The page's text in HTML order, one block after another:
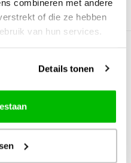
combineren met andere
of die ze hebben
van hun services.
Details tonen